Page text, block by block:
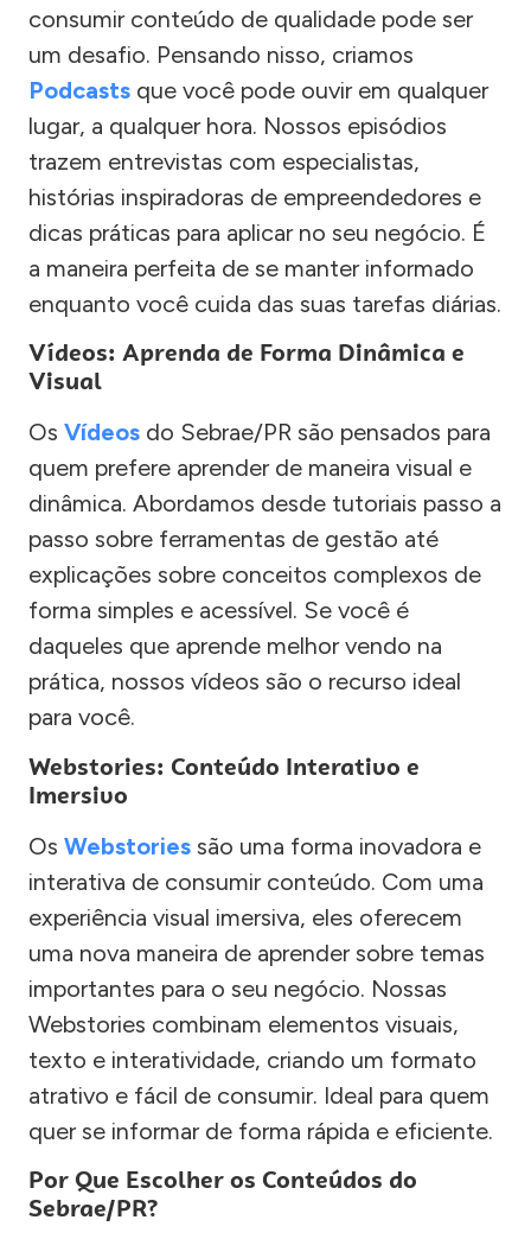
consumir conteúdo de qualidade pode ser
um desafio. Pensando nisso, criamos
Podcasts que você pode ouvir em qualquer
lugar, a qualquer hora. Nossos episódios
trazem entrevistas com especialistas,
histórias inspiradoras de empreendedores e
dicas práticas para aplicar no seu negócio. É
a maneira perfeita de se manter informado
enquanto você cuida das suas tarefas diárias.
Vídeos: Aprenda de Forma Dinâmica e
Visual
Os Vídeos do Sebrae/PR são pensados para
quem prefere aprender de maneira visual e
dinâmica. Abordamos desde tutoriais passo a
passo sobre ferramentas de gestão até
explicações sobre conceitos complexos de
forma simples e acessível. Se você é
daqueles que aprende melhor vendo na
prática, nossos vídeos são o recurso ideal
para você.
Webstories: Conteúdo Interativo e
Imersivo
Os Webstories são uma forma inovadora e
interativa de consumir conteúdo. Com uma
experiência visual imersiva, eles oferecem
uma nova maneira de aprender sobre temas
importantes para o seu negócio. Nossas
Webstories combinam elementos visuais,
texto e interatividade, criando um formato
atrativo e fácil de consumir. Ideal para quem
quer se informar de forma rápida e eficiente.
Por Que Escolher os Conteúdos do
Sebrae/PR?